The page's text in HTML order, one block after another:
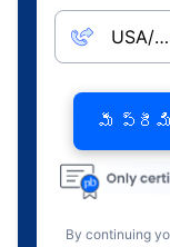
మీ
By continuing